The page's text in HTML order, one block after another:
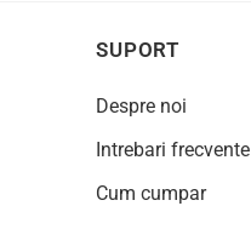
SUPORT
Despre noi
Intrebari frecvente
Cum cumpar